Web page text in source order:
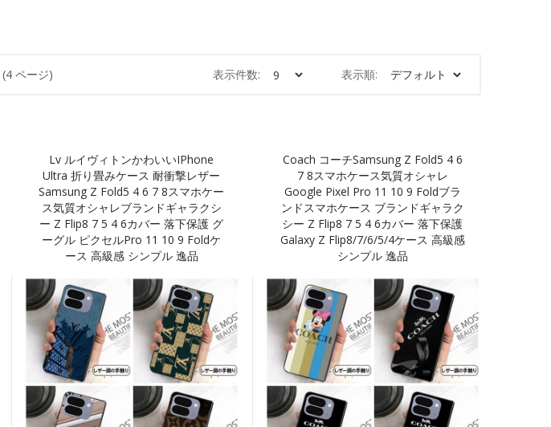
ページ) 表示順:
表示件数:
Lv ルイヴィトンかわいいiPhone
Ultra 折り畳みケース 耐衝撃レザー
Samsung Z Fold5 4 6 7 8スマホケー
ス気質オシャレブランドギャラクシ
ー Z Flip8 7 5 4 6カバー 落下保護 グ
ーグル ピクセルPro 11 10 9 Foldケ
ース 高級感 シンプル 逸品
Coach コーチSamsung Z Fold5 4 6
7 8スマホケース気質オシャレ
Google Pixel Pro 11 10 9 Foldブラ
ンドスマホケース ブランドギャラク
シー Z Flip8 7 5 4 6カバー 落下保護
Galaxy Z Flip8/7/6/5/4ケース 高級感
シンプル 逸品